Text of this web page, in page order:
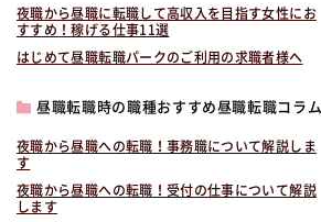
夜職から昼職に転職して高収入を目指す女性にお
すすめ！稼げる仕事11選
はじめて昼職転職パークのご利用の求職者様へ
昼職転職時の職種おすすめ昼職転職コラム
夜職から昼職への転職！事務職について解説しま
す
夜職から昼職への転職！受付の仕事について解説
します